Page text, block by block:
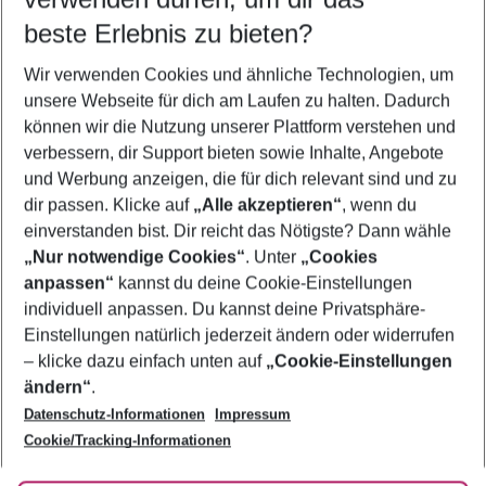
5-8 Nächte
2 Erwachsene Keine Kinder
Mehr Filter anzeigen
Footer
Footer navigation
Über uns
AGB
Bestpreisgarantie
Cookie-Einstellungen ändern
Cookie-Richtlinie
Agenturbetreuung
Barrierefreies Reisen
Folge uns
beste Erlebnis zu bieten?
Wir verwenden Cookies und ähnliche Technologien, um
unsere Webseite für dich am Laufen zu halten. Dadurch
können wir die Nutzung unserer Plattform verstehen und
verbessern, dir Support bieten sowie Inhalte, Angebote
und Werbung anzeigen, die für dich relevant sind und zu
dir passen. Klicke auf „Alle akzeptieren“, wenn du
einverstanden bist. Dir reicht das Nötigste? Dann wähle
„Nur notwendige Cookies“. Unter „Cookies
anpassen“ kannst du deine Cookie-Einstellungen
individuell anpassen. Du kannst deine Privatsphäre-
Einstellungen natürlich jederzeit ändern oder widerrufen
– klicke dazu einfach unten auf „Cookie-Einstellungen
ändern“.
Datenschutz-Informationen
Impressum
Cookie/Tracking-Informationen